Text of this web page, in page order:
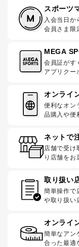
スポーツ
入会当日か
会員さま限
MEGA
会員証がす
アプリクー
オンライ
便利なオン
品購入や便
ネットで
店舗で受け
り店舗をお
取り扱い
簡単操作で
や取り扱い
オンライ
簡単なアン
合った最適